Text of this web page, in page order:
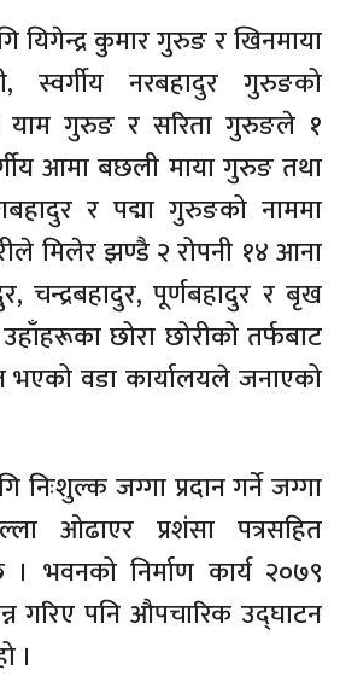
यिगेन्द्र कुमार गुरुङ र खिनमाया
स्वर्गीय नरबहादुर गुरुङको
याम गुरुङ र सरिता गुरुङले १
आमा बछली माया गुरुङ तथा
र पद्मा गुरुङको नाममा
मिलेर झण्डै २ रोपनी १४ आना
चन्द्रबहादुर, पूर्णबहादुर र बृख
छोरा छोरीको तर्फबाट
भएको वडा कार्यालयले जनाएको
निःशुल्क जग्गा प्रदान गर्ने जग्गा
ओढाएर प्रशंसा पत्रसहित
भवनको निर्माण कार्य २०७९
गरिए पनि औपचारिक उद्‌घाटन
।